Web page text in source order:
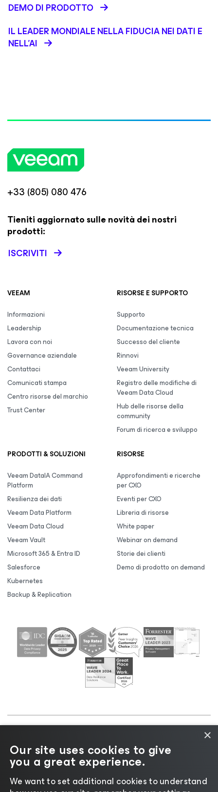
DEMO DI PRODOTTO
IL LEADER MONDIALE NELLA FIDUCIA NEI DATI E
NELL’AI
+33 (805) 080 476
Tieniti aggiornato sulle novità dei nostri
prodotti:
ISCRIVITI
VEEAM
Informazioni
Leadership
Lavora con noi
Governance aziendale
Contattaci
Comunicati stampa
Centro risorse del marchio
Trust Center
RISORSE E SUPPORTO
Supporto
Documentazione tecnica
Successo del cliente
Rinnovi
Veeam University
Registro delle modifiche di
Veeam Data Cloud
Hub delle risorse della
community
Forum di ricerca e sviluppo
PRODOTTI & SOLUZIONI
Veeam DataIA Command
Platform
Resilienza dei dati
Veeam Data Platform
Veeam Data Cloud
Veeam Vault
Microsoft 365 & Entra ID
Salesforce
Kubernetes
Backup & Replication
RISORSE
Approfondimenti e ricerche
per CXO
Eventi per CXO
Libreria di risorse
White paper
Webinar on demand
Storie dei clienti
Demo di prodotto on demand
Informativa sulla privacy
|Informativa sui cookie|Informazioni legali
di licenza|Risorse del fornitore
×
Our site uses cookies to give
you a great experience.
We want to set additional cookies to understand